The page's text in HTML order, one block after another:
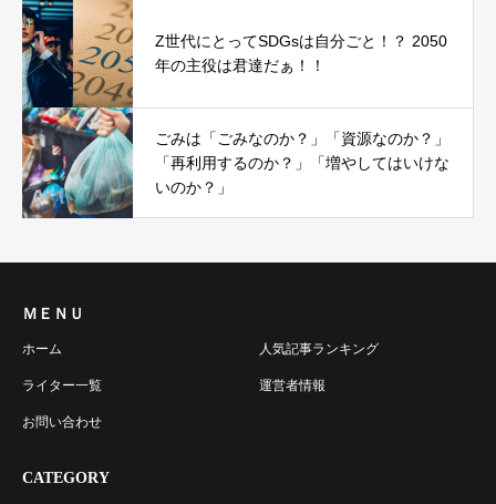
Z世代にとってSDGsは自分ごと！？ 2050
年の主役は君達だぁ！！
ごみは「ごみなのか？」「資源なのか？」
「再利用するのか？」「増やしてはいけな
いのか？」
ＭＥＮＵ
ホーム 人気記事ランキング
ライター一覧 運営者情報
お問い合わせ
CATEGORY